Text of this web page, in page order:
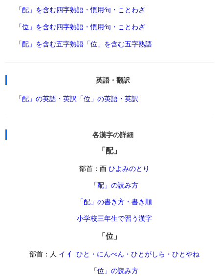
「配」を含む四字熟語・慣用句・ことわざ
「位」を含む四字熟語・慣用句・ことわざ
「配」を含む五字熟語 「位」を含む五字熟語
英語・翻訳
「配」の英語・英訳 「位」の英語・英訳
各漢字の詳細
「配」
部首：酉 ひよみのとり
「配」の読み方
「配」の書き方・書き順
小学校三年生で習う漢字
「位」
部首：人 イ 亻 ひと・にんべん・ひとがしら・ひとやね
「位」の読み方